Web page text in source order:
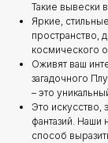
Такие вывески
Яркие,
пространство,
космического
Оживят ваш
загадочного
– это
Это искусство,
фантазий.
способ